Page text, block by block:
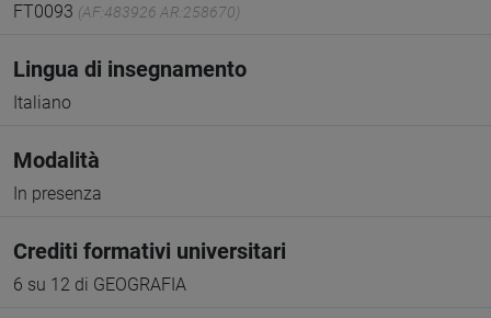
FT0093 (AF:483926 AR:258670)
Lingua di insegnamento
Italiano
Modalità
In presenza
Crediti formativi universitari
6 su 12 di GEOGRAFIA